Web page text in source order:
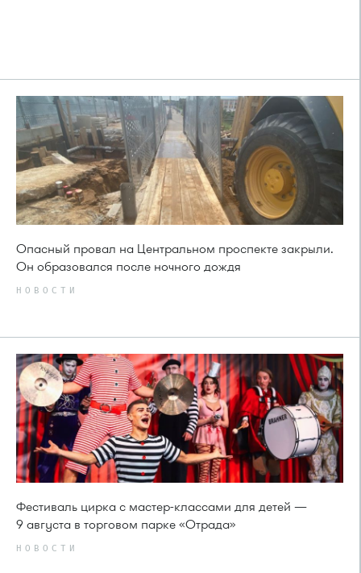
Опасный провал на Центральном проспекте закрыли.
Он образовался после ночного дождя
НОВОСТИ
Фестиваль цирка с мастер-классами для детей —
9 августа в торговом парке «Отрада»
НОВОСТИ